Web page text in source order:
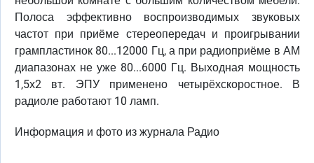
Полоса эффективно воспроизводимых звуковых
частот при приёме стереопередач и проигрывании
грампластинок 80...12000 Гц, а при радиоприёме в АМ
диапазонах не уже 80...6000 Гц. Выходная мощность
1,5х2 вт. ЭПУ применено четырёхскоростное. В
радиоле работают 10 ламп.
Информация и фото из журнала Радио